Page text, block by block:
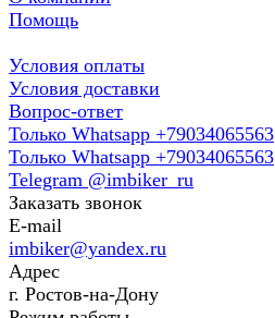
Помощь
Условия оплаты
Условия доставки
Вопрос-ответ
Только Whatsapp +79034065563
Только Whatsapp +79034065563
Telegram @imbiker_ru
Заказать звонок
E-mail
imbiker@yandex.ru
Адрес
г. Ростов-на-Дону